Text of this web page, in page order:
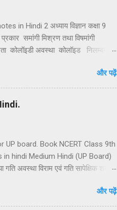
in Hindi 2 अध्याय विज्ञान कक्षा 9
समांगी मिश्रण तथा विषमांगी
कोलॉइडी अवस्था कोलॉइड निलम्बन
में दो या दो से अधिक अवयवी पदार...
और पढ़ें
UP board. Book NCERT Class 9th
hindi Medium Hindi (UP Board)
गति अवस्था विराम एवं गति सापेक्षिक शब्द हैं
का मात्रक चाल के प्रकार एकसमान चाल
एकसमान वेग (2) असमान वेग असमान
और पढ़ें